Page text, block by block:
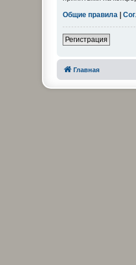
Общие правила |
Регистрация
Главная